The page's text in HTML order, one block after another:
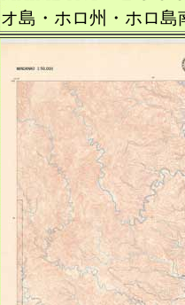
オ島・ホロ州・ホロ島